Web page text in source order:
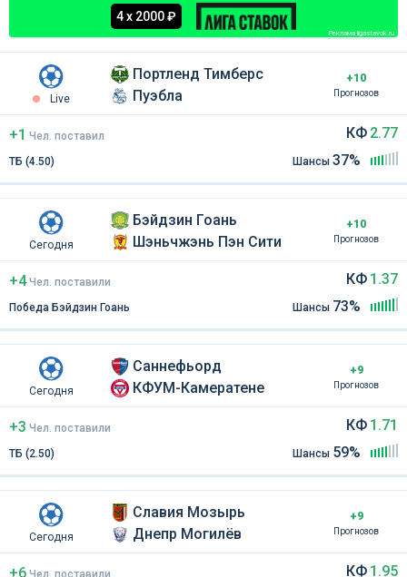
4 х 2000 ₽
Реклама ligastavok.ru
Live
Портленд Тимберс
Пуэбла
+10
Прогнозов
+1 Чел поставил
ТБ (4.50)
КФ 2.77
Шансы 37%
Сегодня
Бэйдзин Гоань
Шэньчжэнь Пэн Сити
+10
Прогнозов
+4 Чел поставили
Победа Бэйдзин Гоань
КФ 1.37
Шансы 73%
Сегодня
Саннефьорд
КФУМ-Камератене
+9
Прогнозов
+3 Чел поставили
ТБ (2.50)
КФ 1.71
Шансы 59%
Сегодня
Славия Мозырь
Днепр Могилёв
+9
Прогнозов
+6 Чел поставили
КФ 1.95